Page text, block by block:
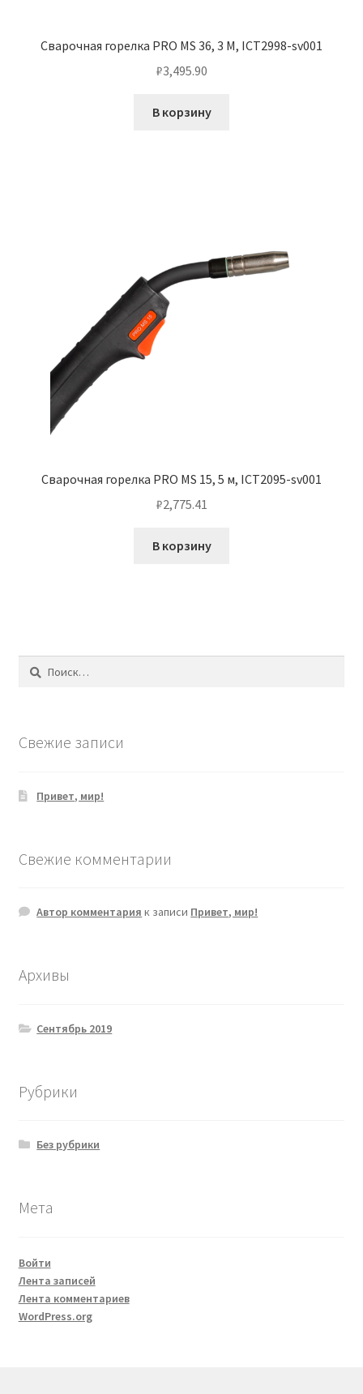
Сварочная горелка PRO MS 36, 3 M, ICT2998-sv001
₽3,495.90
В корзину
Сварочная горелка PRO MS 15, 5 м, ICT2095-sv001
₽2,775.41
В корзину
Найти:
Свежие записи
Привет, мир!
Свежие комментарии
Автор комментария к записи Привет, мир!
Архивы
Сентябрь 2019
Рубрики
Без рубрики
Мета
Войти
Лента записей
Лента комментариев
WordPress.org